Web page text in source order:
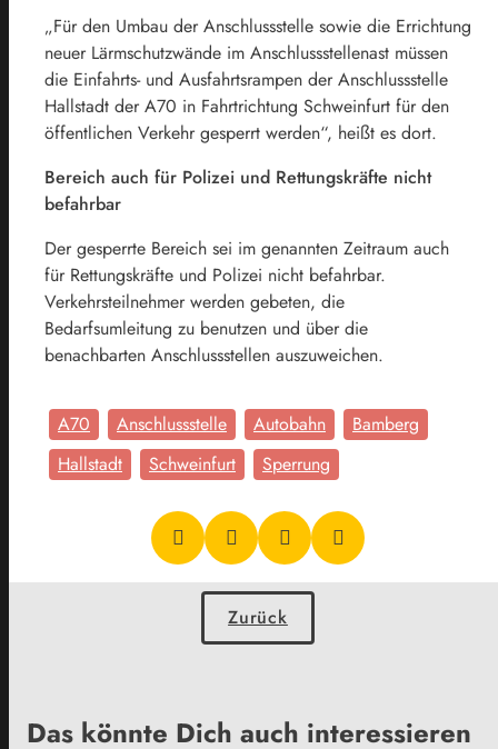
„Für den Umbau der Anschlussstelle sowie die Errichtung
neuer Lärmschutzwände im Anschlussstellenast müssen
die Einfahrts- und Ausfahrtsrampen der Anschlussstelle
Hallstadt der A70 in Fahrtrichtung Schweinfurt für den
öffentlichen Verkehr gesperrt werden“, heißt es dort.
Bereich auch für Polizei und Rettungskräfte nicht
befahrbar
Der gesperrte Bereich sei im genannten Zeitraum auch
für Rettungskräfte und Polizei nicht befahrbar.
Verkehrsteilnehmer werden gebeten, die
Bedarfsumleitung zu benutzen und über die
benachbarten Anschlussstellen auszuweichen.
A70 Anschlussstelle Autobahn
Bamberg
Hallstadt
Schweinfurt Sperrung
Zurück
Das könnte Dich auch interessieren